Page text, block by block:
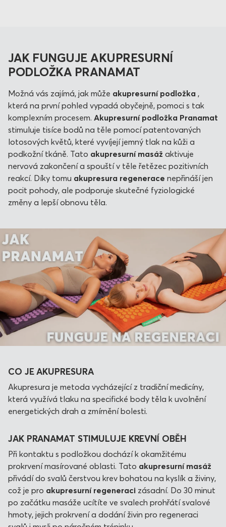
JAK FUNGUJE AKUPRESURNÍ
PODLOŽKA PRANAMAT
Možná vás zajímá, jak může akupresurní podložka ,
která na první pohled vypadá obyčejně, pomoci s tak
komplexním procesem. Akupresurní podložka Pranamat
stimuluje tisíce bodů na těle pomocí patentovaných
lotosových květů, které vyvíjejí jemný tlak na kůži a
podkožní tkáně. Tato akupresurní masáž aktivuje
nervová zakončení a spouští v těle řetězec pozitivních
reakcí. Díky tomu akupresura regenerace nepřináší jen
pocit pohody, ale podporuje skutečné fyziologické
změny a lepší obnovu těla.
CO JE AKUPRESURA
Akupresura je metoda vycházející z tradiční medicíny,
která využívá tlaku na specifické body těla k uvolnění
energetických drah a zmírnění bolesti.
JAK PRANAMAT STIMULUJE KREVNÍ OBĚH
Při kontaktu s podložkou dochází k okamžitému
prokrvení masírované oblasti. Tato akupresurní masáž
přivádí do svalů čerstvou krev bohatou na kyslík a živiny,
což je pro akupresurní regeneraci zásadní. Do 30 minut
po začátku masáže ucítíte ve svalech prohřátí svalové
hmoty, jejich prokrvení a dodání živin pro regeneraci